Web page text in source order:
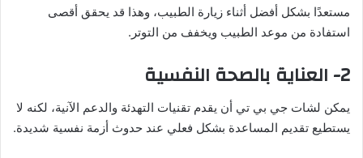
مستعدًا بشكل أفضل أثناء زيارة الطبيب، وهذا قد يحقق أقصى
استفادة من موعد الطبيب ويخفف من التوتر.
2- العناية بالصحة النفسية
يمكن لشات جي بي تي أن يقدم تقنيات التهدئة والدعم الآنية، لكنه لا
يستطيع تقديم المساعدة بشكل فعلي عند حدوث أزمة نفسية شديدة.